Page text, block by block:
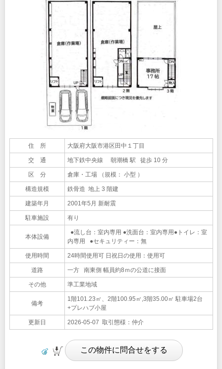
住 所 大阪府大阪市港区田中１丁目
交 通 地下鉄中央線 朝潮橋 駅 徒歩 10 分
区 分 倉庫・工場 （規模： 小型 ）
構造規模 鉄骨造 地上 3 階建
建築年月 2001年5月 新耐震
駐車施設 有り
本体設備
●流し台：室内専用 ●洗面台：室内専用●トイレ：室
内専用 ●セキュリティー：無
使用時間 24時間使用可 日祝日の使用：使用可
道路 一方 南東側 幅員約8ｍの公道に接面
その他 準工業地域
備考
1階101.23㎡、2階100.95㎡,3階35.00㎡ 駐車場2台
+プレハブ小屋
更新日 2026-05-07 取引態様：仲介